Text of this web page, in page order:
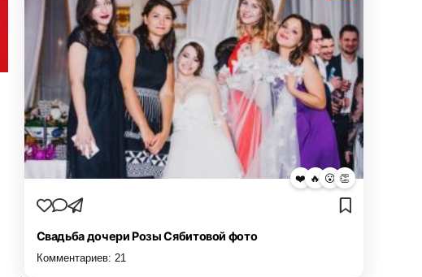
❤️ 🔥 😮 👏
Свадьба дочери Розы Сябитовой фото
Комментариев: 21